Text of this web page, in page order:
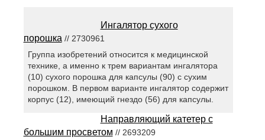
Ингалятор сухого
порошка// 2730961
Группа изобретений относится к медицинской
технике, а именно к трем вариантам ингалятора
(10) сухого порошка для капсулы (90) с сухим
порошком. В первом варианте ингалятор содержит
корпус (12), имеющий гнездо (56) для капсулы.
Направляющий катетер с
большим просветом // 2693209